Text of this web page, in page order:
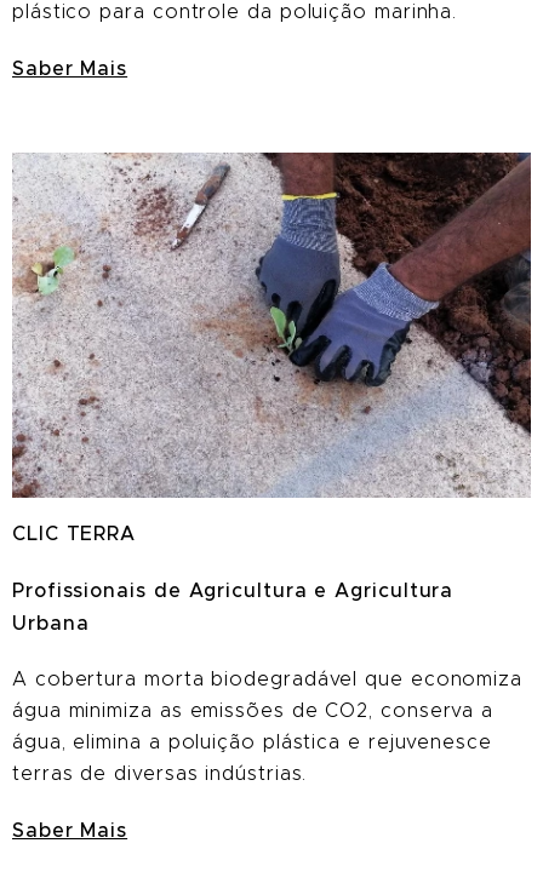
plástico para controle da poluição marinha.
Saber Mais
CLIC TERRA
Profissionais de Agricultura e Agricultura
Urbana
A cobertura morta biodegradável que economiza
água minimiza as emissões de CO2, conserva a
água, elimina a poluição plástica e rejuvenesce
terras de diversas indústrias.
Saber Mais